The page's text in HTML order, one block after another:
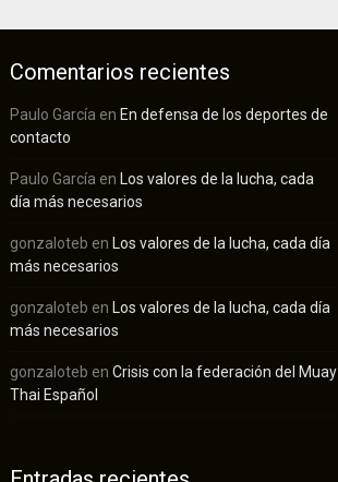
Comentarios recientes
Paulo García en En defensa de los deportes de
contacto
Paulo García en Los valores de la lucha, cada
día más necesarios
gonzaloteb en Los valores de la lucha, cada día
más necesarios
gonzaloteb en Los valores de la lucha, cada día
más necesarios
gonzaloteb en Crisis con la federación del Muay
Thai Español